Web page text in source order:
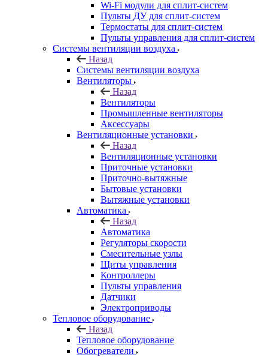
Wi-Fi модули для сплит-систем
Пульты ДУ для сплит-систем
Термостаты для сплит-систем
Пульты управления для сплит-систем
Системы вентиляции воздуха
Назад
Системы вентиляции воздуха
Вентиляторы
Назад
Вентиляторы
Промышленные вентиляторы
Аксессуары
Вентиляционные установки
Назад
Вентиляционные установки
Приточные установки
Приточно-вытяжные
Бытовые установки
Вытяжные установки
Автоматика
Назад
Автоматика
Регуляторы скорости
Смесительные узлы
Щиты управления
Контроллеры
Пульты управления
Датчики
Электроприводы
Тепловое оборудование
Назад
Тепловое оборудование
Обогреватели